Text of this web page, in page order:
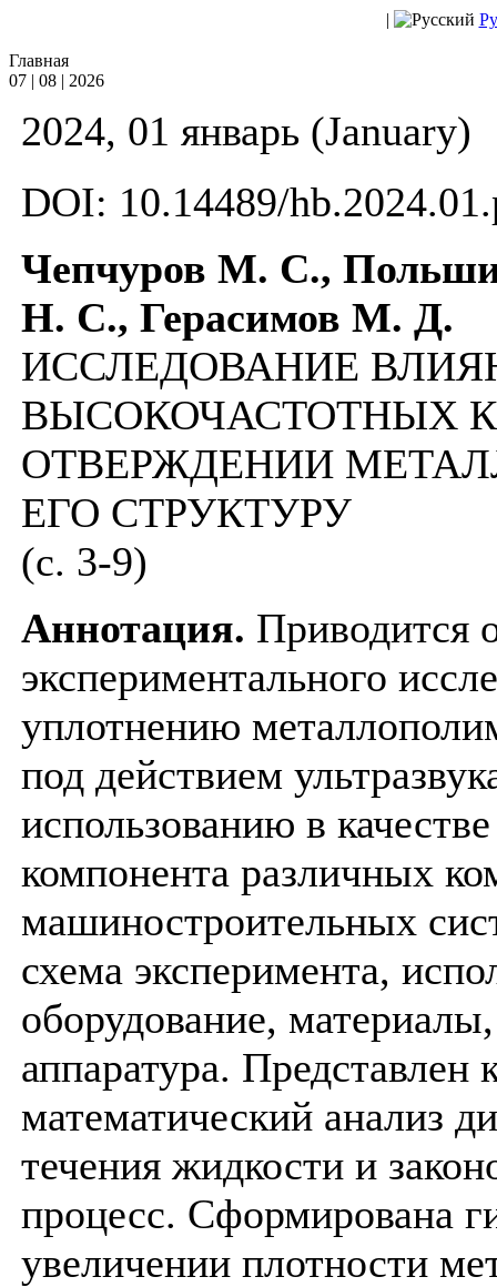
|
Главная
07 | 08 | 2026
2024, 01 январь (January)
DOI: 10.14489/
Чепчуров М. С.,
Н. С., Герасимов М. Д.
ИССЛЕДОВАНИЕ
ВЫСОКОЧАСТОТНЫХ
ОТВЕРЖДЕНИИ
ЕГО СТРУКТУРУ
(с. 3-9)
Аннотация. Приводится
экспериментального
уплотнению
под действием
использованию в
компонента различных
машиностроительных
схема эксперимента,
оборудование,
аппаратура. Представлен
математический анализ
течения жидкости и
процесс. Сформирована
увеличении плотности